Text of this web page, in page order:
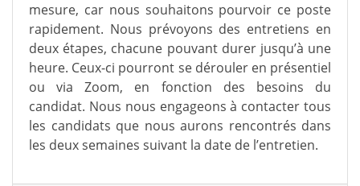
mesure, car nous souhaitons pourvoir ce poste
rapidement. Nous prévoyons des entretiens en
deux étapes, chacune pouvant durer jusqu’à une
heure. Ceux-ci pourront se dérouler en présentiel
ou via Zoom, en fonction des besoins du
candidat. Nous nous engageons à contacter tous
les candidats que nous aurons rencontrés dans
les deux semaines suivant la date de l’entretien.